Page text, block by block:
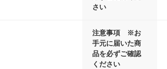
さい
注意事項 ※お
手元に届いた商
品を必ずご確認
ください